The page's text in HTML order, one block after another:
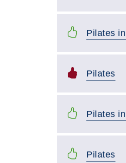
Pilates
Pilates
Pilates
Pilates